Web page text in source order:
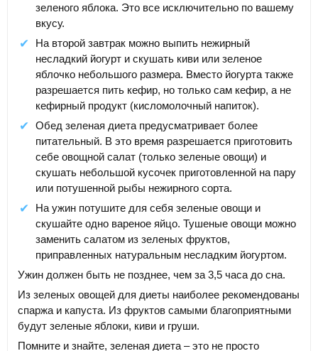
зеленого яблока. Это все исключительно по вашему
вкусу.
На второй завтрак можно выпить нежирный
несладкий йогурт и скушать киви или зеленое
яблочко небольшого размера. Вместо йогурта также
разрешается пить кефир, но только сам кефир, а не
кефирный продукт (кисломолочный напиток).
Обед зеленая диета предусматривает более
питательный. В это время разрешается приготовить
себе овощной салат (только зеленые овощи) и
скушать небольшой кусочек приготовленной на пару
или потушенной рыбы нежирного сорта.
На ужин потушите для себя зеленые овощи и
скушайте одно вареное яйцо. Тушеные овощи можно
заменить салатом из зеленых фруктов,
приправленных натуральным несладким йогуртом.
Ужин должен быть не позднее, чем за 3,5 часа до сна.
Из зеленых овощей для диеты наиболее рекомендованы
спаржа и капуста. Из фруктов самыми благоприятными
будут зеленые яблоки, киви и груши.
Помните и знайте, зеленая диета – это не просто